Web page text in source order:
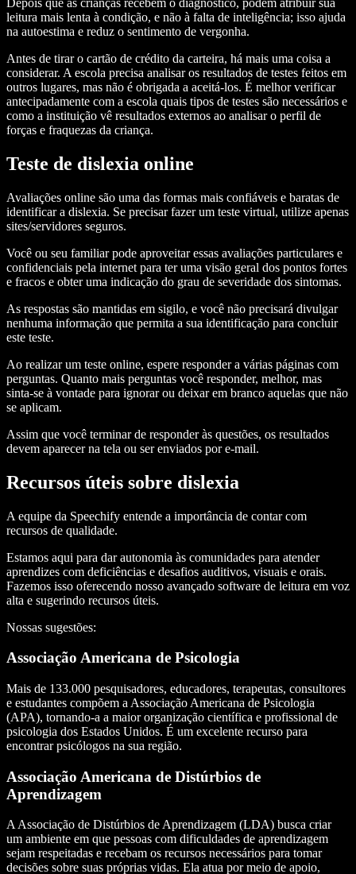
Depois que as crianças recebem o diagnóstico, podem atribuir sua
leitura mais lenta à condição, e não à falta de inteligência; isso ajuda
na autoestima e reduz o sentimento de vergonha.
Antes de tirar o cartão de crédito da carteira, há mais uma coisa a
considerar. A escola precisa analisar os resultados de testes feitos em
outros lugares, mas não é obrigada a aceitá-los. É melhor verificar
antecipadamente com a escola quais tipos de testes são necessários e
como a instituição vê resultados externos ao analisar o perfil de
forças e fraquezas da criança.
Teste de dislexia online
Avaliações online são uma das formas mais confiáveis e baratas de
identificar a dislexia. Se precisar fazer um teste virtual, utilize apenas
sites/servidores seguros.
Você ou seu familiar pode aproveitar essas avaliações particulares e
confidenciais pela internet para ter uma visão geral dos pontos fortes
e fracos e obter uma indicação do grau de severidade dos sintomas.
As respostas são mantidas em sigilo, e você não precisará divulgar
nenhuma informação que permita a sua identificação para concluir
este teste.
Ao realizar um teste online, espere responder a várias páginas com
perguntas. Quanto mais perguntas você responder, melhor, mas
sinta-se à vontade para ignorar ou deixar em branco aquelas que não
se aplicam.
Assim que você terminar de responder às questões, os resultados
devem aparecer na tela ou ser enviados por e-mail.
Recursos úteis sobre dislexia
A equipe da Speechify entende a importância de contar com
recursos de qualidade.
Estamos aqui para dar autonomia às comunidades para atender
aprendizes com deficiências e desafios auditivos, visuais e orais.
Fazemos isso oferecendo nosso avançado software de leitura em voz
alta e sugerindo recursos úteis.
Nossas sugestões:
Associação Americana de Psicologia
Mais de 133.000 pesquisadores, educadores, terapeutas, consultores
e estudantes compõem a Associação Americana de Psicologia
(APA), tornando-a a maior organização científica e profissional de
psicologia dos Estados Unidos. É um excelente recurso para
encontrar psicólogos na sua região.
Associação Americana de Distúrbios de
Aprendizagem
A Associação de Distúrbios de Aprendizagem (LDA) busca criar
um ambiente em que pessoas com dificuldades de aprendizagem
sejam respeitadas e recebam os recursos necessários para tomar
decisões sobre suas próprias vidas. Ela atua por meio de apoio,